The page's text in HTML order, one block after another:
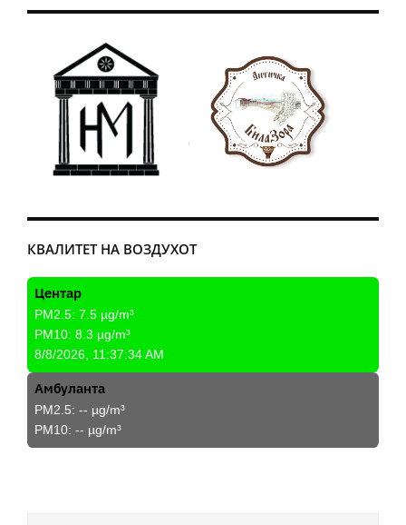
КВАЛИТЕТ НА ВОЗДУХОТ
Центар
PM2.5: 7.5 µg/m³
PM10: 8.3 µg/m³
8/8/2026, 11:37:34 AM
Амбуланта
PM2.5: -- µg/m³
PM10: -- µg/m³